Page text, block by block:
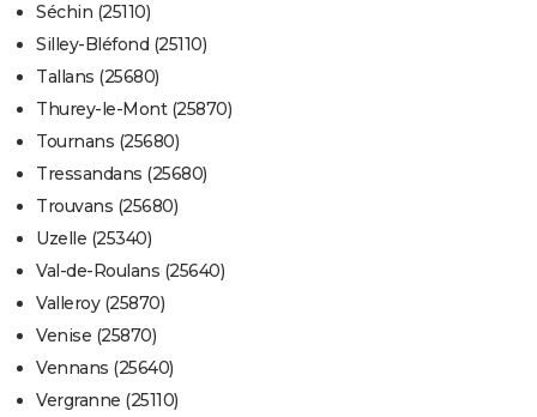
Séchin (25110)
Silley-Bléfond (25110)
Tallans (25680)
Thurey-le-Mont (25870)
Tournans (25680)
Tressandans (25680)
Trouvans (25680)
Uzelle (25340)
Val-de-Roulans (25640)
Valleroy (25870)
Venise (25870)
Vennans (25640)
Vergranne (25110)